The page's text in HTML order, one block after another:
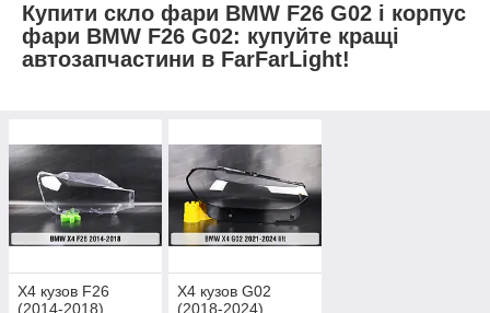
Купити скло фари BMW F26 G02 і корпус
фари BMW F26 G02: купуйте кращі
автозапчастини в FarFarLight!
X4 кузов F26
(2014-2018)
X4 кузов G02
(2018-2024)